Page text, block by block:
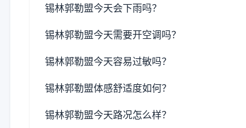
锡林郭勒盟今天会下雨吗？
锡林郭勒盟今天需要开空调吗？
锡林郭勒盟今天容易过敏吗？
锡林郭勒盟体感舒适度如何？
锡林郭勒盟今天路况怎么样？